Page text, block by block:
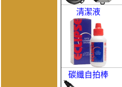
清潔液
碳纖自拍棒